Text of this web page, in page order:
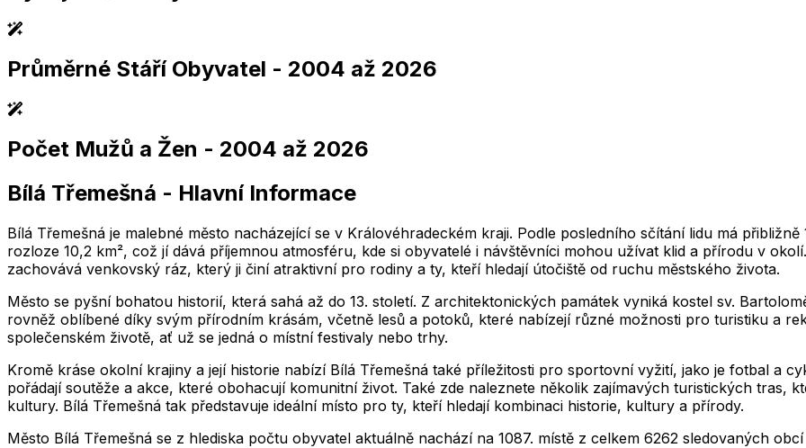
2,004 2,005 2,006 2,007 2,008 2,009 2,010 2,011 2,012
2,005 2,006 2,007 2,008 2,009 2,010 2,011 2,012
Průměrné Stáří Obyvatel - 2004 až 2026
2,004 2,005 2,006 2,007 2,008 2,009 2,010
2,005 2,006 2,007 2,008 2,009 2,010
Počet Mužů a Žen - 2004 až 2026
Bílá Třemešná - Hlavní Informace
Bílá Třemešná je malebné město nacházející se v Královéhradeckém kraji. Podle posledního sčítání lidu má
rozloze 10,2 km², což jí dává příjemnou atmosféru, kde si obyvatelé i návštěvníci mohou užívat klid a přírodu v
zachovává venkovský ráz, který ji činí atraktivní pro rodiny a ty, kteří hledají útočiště od ruchu městského života.
Město se pyšní bohatou historií, která sahá až do 13. století. Z architektonických památek vyniká kostel sv.
rovněž oblíbené díky svým přírodním krásám, včetně lesů a potoků, které nabízejí různé možnosti pro turistiku a
společenském životě, ať už se jedná o místní festivaly nebo trhy.
Kromě kráse okolní krajiny a její historie nabízí Bílá Třemešná také příležitosti pro sportovní vyžití, jako je fotbal a
pořádají soutěže a akce, které obohacují komunitní život. Také zde naleznete několik zajímavých turistických tras,
kultury. Bílá Třemešná tak představuje ideální místo pro ty, kteří hledají kombinaci historie, kultury a přírody.
Město Bílá Třemešná se z hlediska počtu obyvatel aktuálně nachází na 1087. místě z celkem 6262 sledovaných obcí